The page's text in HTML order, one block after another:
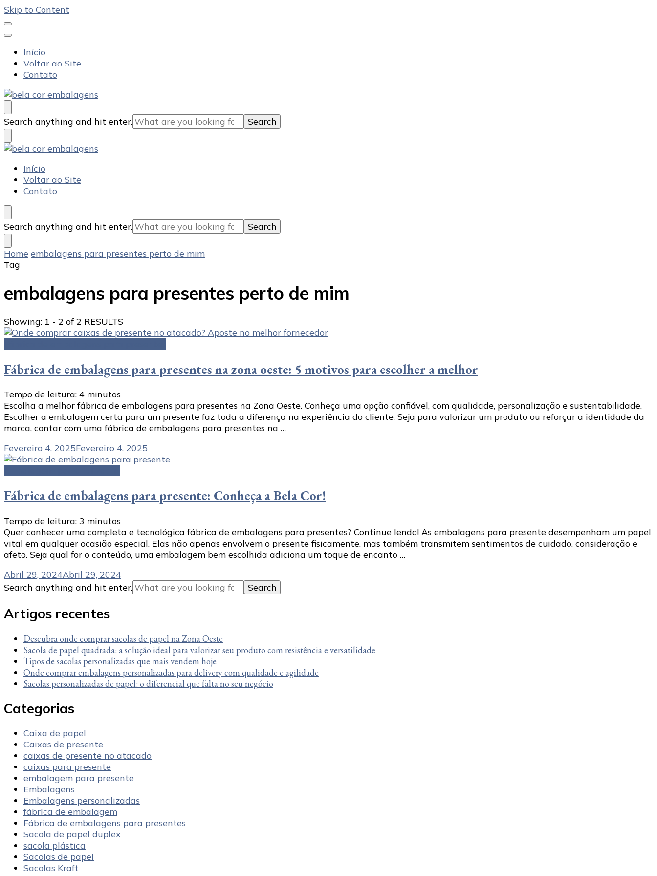
Skip to Content
Início
Voltar ao Site
Contato
Bela Cor Embalagens
Blog
Looking
for
Something?
Search anything and hit enter.
Bela Cor Embalagens
Blog
Início
Voltar ao Site
Contato
Looking
for
Something?
Search anything and hit enter.
Home embalagens para presentes perto de mim
Tag
embalagens para presentes perto de mim
Showing: 1 - 2 of 2 RESULTS
Fábrica de embalagens para presentes na zona oeste: 5 motivos para escolher a melhor
Tempo de leitura: 4 minutos
Escolha a melhor fábrica de embalagens para presentes na Zona Oeste. Conheça uma opção confiável, com qualidade, personalização e sustentabilidade.
Escolher a embalagem certa para um presente faz toda a diferença na experiência do cliente. Seja para valorizar um produto ou reforçar a identidade da
marca, contar com uma fábrica de embalagens para presentes na …
Fevereiro 4, 2025Fevereiro 4, 2025
Fábrica de embalagens para presente: Conheça a Bela Cor!
Tempo de leitura: 3 minutos
Quer conhecer uma completa e tecnológica fábrica de embalagens para presentes? Continue lendo! As embalagens para presente desempenham um papel
vital em qualquer ocasião especial. Elas não apenas envolvem o presente fisicamente, mas também transmitem sentimentos de cuidado, consideração e
afeto. Seja qual for o conteúdo, uma embalagem bem escolhida adiciona um toque de encanto …
Abril 29, 2024Abril 29, 2024
Looking
Something?
Search anything and hit enter.
Artigos recentes
Descubra onde comprar sacolas de papel na Zona Oeste
Sacola de papel quadrada: a solução ideal para valorizar seu produto com resistência e versatilidade
Tipos de sacolas personalizadas que mais vendem hoje
Onde comprar embalagens personalizadas para delivery com qualidade e agilidade
Sacolas personalizadas de papel: o diferencial que falta no seu negócio
Categorias
Caixa de papel
Caixas de presente
caixas de presente no atacado
caixas para presente
embalagem para presente
Embalagens
Embalagens personalizadas
fábrica de embalagem
Fábrica de embalagens para presentes
Sacola de papel duplex
sacola plástica
Sacolas de papel
Sacolas Kraft